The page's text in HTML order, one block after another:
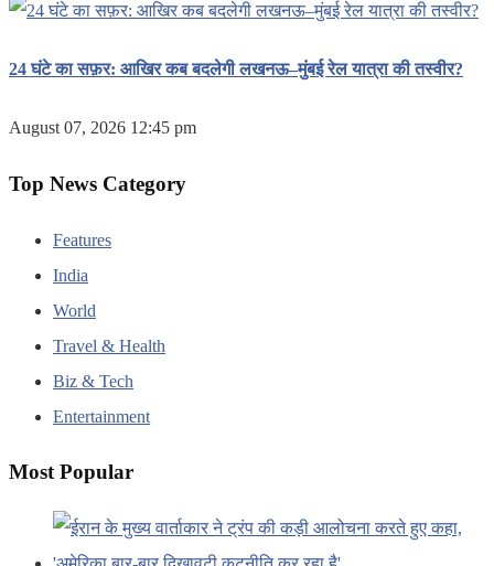
24 घंटे का सफ़र: आखिर कब बदलेगी लखनऊ–मुंबई रेल यात्रा की तस्वीर?
August 07, 2026 12:45 pm
Top News Category
Features
India
World
Travel & Health
Biz & Tech
Entertainment
Most Popular